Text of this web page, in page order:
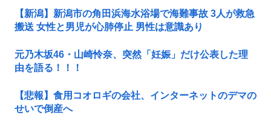
【新潟】新潟市の角田浜海水浴場で海難事故 3人が救急
搬送 女性と男児が心肺停止 男性は意識あり
元乃木坂46・山崎怜奈、突然「妊娠」だけ公表した理
由を語る！！！
【悲報】食用コオロギの会社、インターネットのデマの
せいで倒産へ